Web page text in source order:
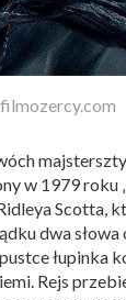
w 1979 roku
Scotta,
dwa
łupinka
Rejs